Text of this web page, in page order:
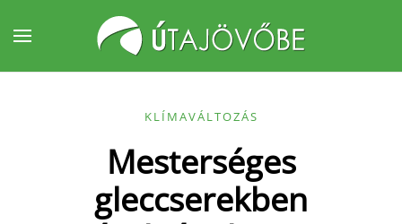
Fő tartalom átugrása
KLÍMAVÁLTOZÁS
Mesterséges
gleccserekben